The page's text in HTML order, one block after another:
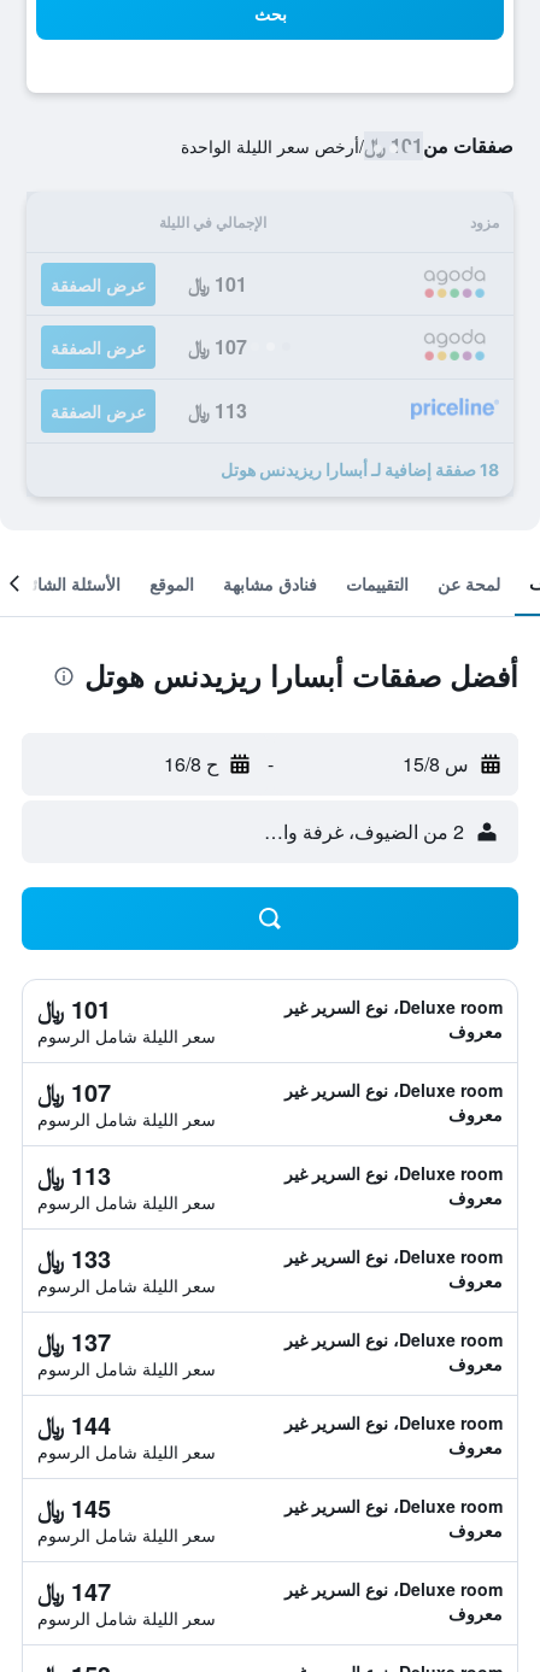
بحث
صفقات من101 ﷼ /أرخص سعر الليلة الواحدة
مزود الإجمالي في الليلة
101 ﷼ عرض الصفقة
107 ﷼ عرض الصفقة
113 ﷼ عرض الصفقة
18 صفقة إضافية لـ أبسارا ريزيدنس هوتل
لمحة عن التقييمات فنادق مشابهة الموقع الأسئلة الشائعة
أفضل صفقات أبسارا ريزيدنس هوتل
س 15/8 - ح 16/8
2 من الضيوف، غرفة واحدة
Deluxe room، نوع السرير غير
معروف
101 ﷼
سعر الليلة شامل الرسوم
Deluxe room، نوع السرير غير
معروف
107 ﷼
سعر الليلة شامل الرسوم
Deluxe room، نوع السرير غير
معروف
113 ﷼
سعر الليلة شامل الرسوم
Deluxe room، نوع السرير غير
معروف
133 ﷼
سعر الليلة شامل الرسوم
Deluxe room، نوع السرير غير
معروف
137 ﷼
سعر الليلة شامل الرسوم
Deluxe room، نوع السرير غير
معروف
144 ﷼
سعر الليلة شامل الرسوم
Deluxe room، نوع السرير غير
معروف
145 ﷼
سعر الليلة شامل الرسوم
Deluxe room، نوع السرير غير
معروف
147 ﷼
سعر الليلة شامل الرسوم